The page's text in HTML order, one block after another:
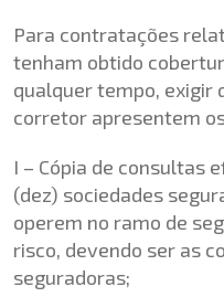
Para contratações
tenham obtido
qualquer tempo, exigir
corretor apresentem
I – Cópia de consultas
(dez) sociedades
operem no ramo de
risco, devendo ser as
seguradoras;